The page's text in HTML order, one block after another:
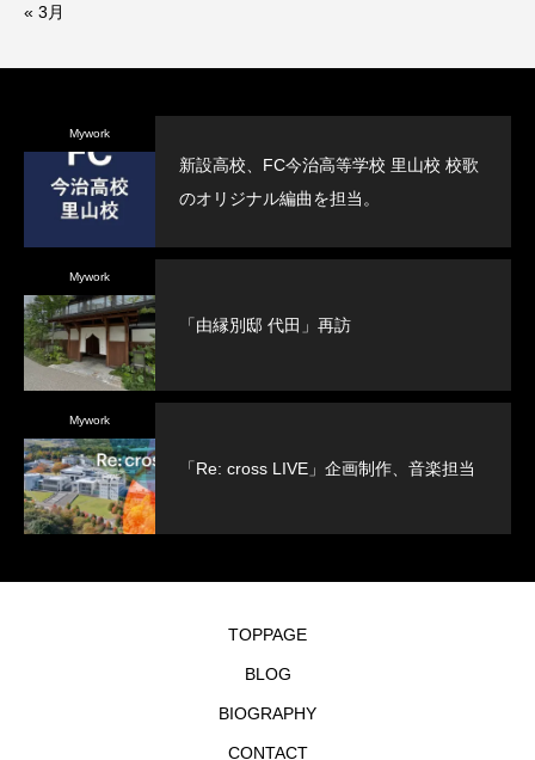
« 3月
Mywork
新設高校、FC今治高等学校 里山校 校歌
のオリジナル編曲を担当。
Mywork
「由縁別邸 代田」再訪
Mywork
「Re: cross LIVE」企画制作、音楽担当
TOPPAGE
BLOG
BIOGRAPHY
CONTACT